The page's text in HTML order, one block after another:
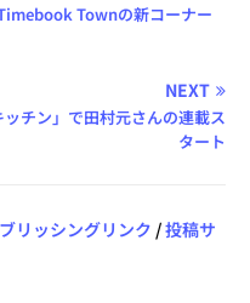
Townの新コーナー
NEXT
チン」で田村元さんの連載ス
タート
リッシングリンク /投稿サ